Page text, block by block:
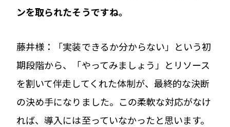
ンを取られたそうですね。
藤井様：「実装できるか分からない」という初
期段階から、「やってみましょう」とリソース
を割いて伴走してくれた体制が、最終的な決断
の決め手になりました。この柔軟な対応がなけ
れば、導入には至っていなかったと思います。